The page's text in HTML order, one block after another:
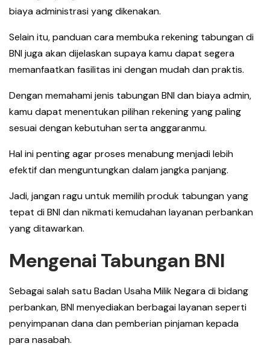
biaya administrasi yang dikenakan.
Selain itu, panduan cara membuka rekening tabungan di
BNI juga akan dijelaskan supaya kamu dapat segera
memanfaatkan fasilitas ini dengan mudah dan praktis.
Dengan memahami jenis tabungan BNI dan biaya admin,
kamu dapat menentukan pilihan rekening yang paling
sesuai dengan kebutuhan serta anggaranmu.
Hal ini penting agar proses menabung menjadi lebih
efektif dan menguntungkan dalam jangka panjang.
Jadi, jangan ragu untuk memilih produk tabungan yang
tepat di BNI dan nikmati kemudahan layanan perbankan
yang ditawarkan.
Mengenai Tabungan BNI
Sebagai salah satu Badan Usaha Milik Negara di bidang
perbankan, BNI menyediakan berbagai layanan seperti
penyimpanan dana dan pemberian pinjaman kepada
para nasabah.